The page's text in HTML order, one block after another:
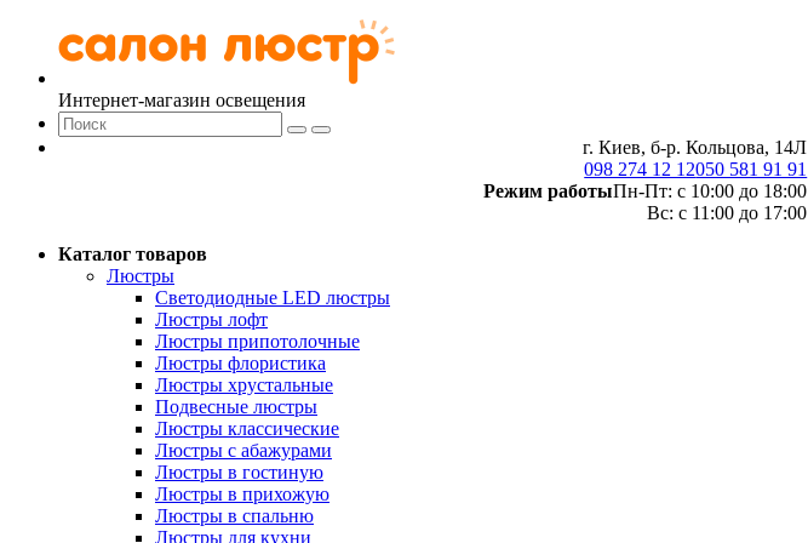
Интернет-магазин освещения
г. Киев, б-р. Кольцова, 14Л
098 274 12 12050 581 91 91
Режим работыПн-Пт: с 10:00 до 18:00
Вс: с 11:00 до 17:00
Каталог товаров
Люстры
Светодиодные LED люстры
Люстры лофт
Люстры припотолочные
Люстры флористика
Люстры хрустальные
Подвесные люстры
Люстры классические
Люстры с абажурами
Люстры в гостиную
Люстры в прихожую
Люстры в спальню
Люстры для кухни